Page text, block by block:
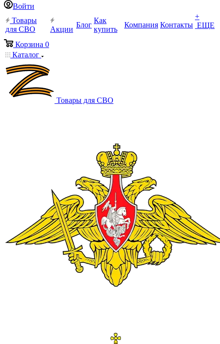
Войти
Товары
для СВО
Акции
Блог
Как
купить
Компания Контакты
+
ЕЩЕ
Корзина 0
Каталог
Товары для СВО